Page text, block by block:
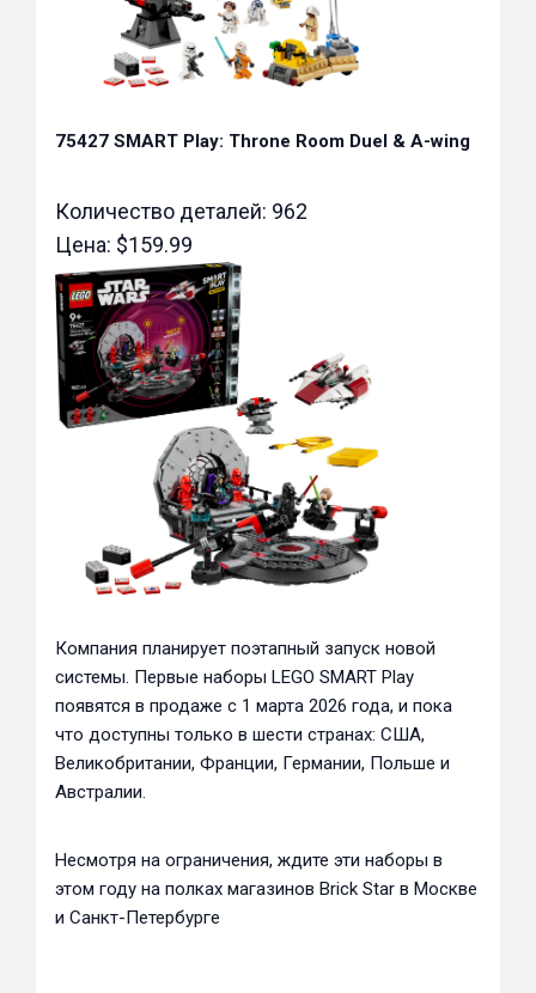
75427 SMART Play: Throne Room Duel & A-wing
Количество деталей: 962
Цена: $159.99
Компания планирует поэтапный запуск новой
системы. Первые наборы LEGO SMART Play
появятся в продаже с 1 марта 2026 года, и пока
что доступны только в шести странах: США,
Великобритании, Франции, Германии, Польше и
Австралии.
Несмотря на ограничения, ждите эти наборы в
этом году на полках магазинов Brick Star в Москве
и Санкт-Петербурге